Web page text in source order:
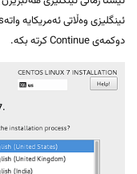
دوکمەی Continue کرتە بکە.